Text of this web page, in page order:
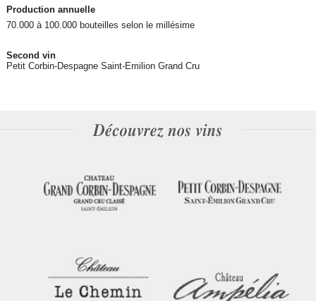
Production annuelle
70.000 à 100.000 bouteilles selon le millésime
Second vin
Petit Corbin-Despagne Saint-Emilion Grand Cru